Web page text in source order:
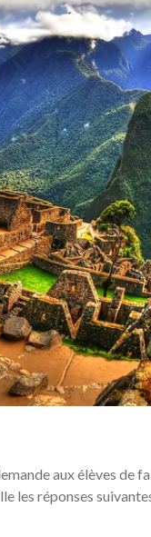
aux élèves de
les réponses